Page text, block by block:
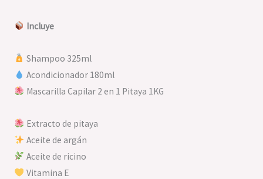
Incluye
Shampoo 325ml
Acondicionador 180ml
Mascarilla Capilar 2 en 1 Pitaya 1KG
Extracto de pitaya
Aceite de argán
Aceite de ricino
Vitamina E